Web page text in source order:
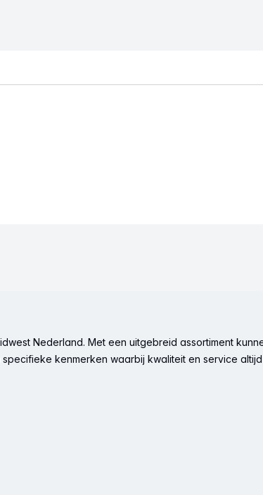
Nederland. Met een uitgebreid assortiment
kenmerken waarbij kwaliteit en service